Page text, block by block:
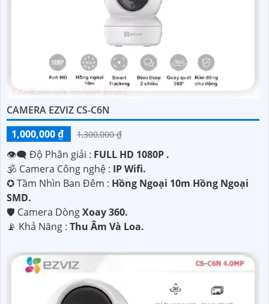
CAMERA EZVIZ CS-C6N
1,000,000 ₫
1,300,000 ₫
👁️‍🗨 Độ Phân giải : FULL HD 1080P .
🕉️ Camera Công nghệ : IP Wifi.
✪ Tầm Nhìn Ban Đêm : Hồng Ngoại 10m Hồng Ngoại
SMD.
🛡 Camera DòngXoay 360.
️📡 Khả Năng : Thu Âm Và Loa.